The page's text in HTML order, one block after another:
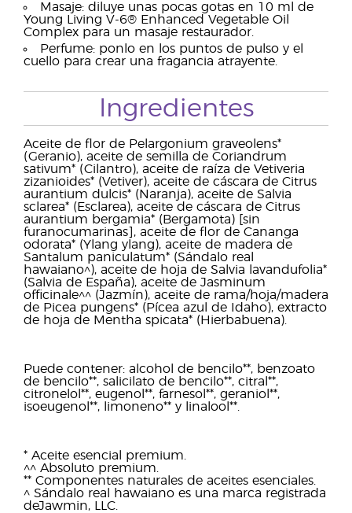
Masaje: diluye unas pocas gotas en 10 ml de
Young Living V-6® Enhanced Vegetable Oil
Complex para un masaje restaurador.
Perfume: ponlo en los puntos de pulso y el
cuello para crear una fragancia atrayente.
Ingredientes
Aceite de flor de Pelargonium graveolens*
(Geranio), aceite de semilla de Coriandrum
sativum* (Cilantro), aceite de raíza de Vetiveria
zizanioides* (Vetiver), aceite de cáscara de Citrus
aurantium dulcis* (Naranja), aceite de Salvia
sclarea* (Esclarea), aceite de cáscara de Citrus
aurantium bergamia* (Bergamota) [sin
furanocumarinas], aceite de flor de Cananga
odorata* (Ylang ylang), aceite de madera de
Santalum paniculatum* (Sándalo real
hawaiano^), aceite de hoja de Salvia lavandufolia*
(Salvia de España), aceite de Jasminum
officinale^^ (Jazmín), aceite de rama/hoja/madera
de Picea pungens* (Pícea azul de Idaho), extracto
de hoja de Mentha spicata* (Hierbabuena).
Puede contener: alcohol de bencilo**, benzoato
de bencilo**, salicilato de bencilo**, citral**,
citronelol**, eugenol**, farnesol**, geraniol**,
isoeugenol**, limoneno** y linalool**.
* Aceite esencial premium.
^^ Absoluto premium.
** Componentes naturales de aceites esenciales.
^ Sándalo real hawaiano es una marca registrada
deJawmin, LLC.